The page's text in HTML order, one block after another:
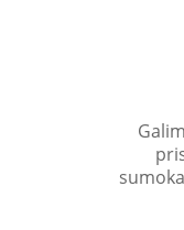
€34.90